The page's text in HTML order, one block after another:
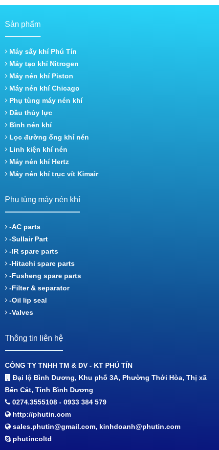
xuất tương đồng, do đó chịu lực nhỏ, tuổi thọ cao.
Sản phẩm
Máy sấy khí Phú Tín
Máy tạo khí Nitrogen
Máy nén khí Piston
Máy nén khí Chicago
Phụ tùng máy nén khí
Dầu thủy lực
Bình nén khí
Lọc đường ống khí nén
Linh kiện khí nén
Máy nén khí Hertz
Máy nén khí trục vít Kimair
Phụ tùng máy nén khí
-AC parts
-Sullair Part
-IR spare parts
-Hitachi spare parts
-Fusheng spare parts
-Filter & separator
-Oil lip seal
-Valves
Thông tin liên hệ
CÔNG TY TNHH TM & DV - KT PHÚ TÍN
Đại lộ Bình Dương, Khu phố 3A, Phường Thới Hòa, Thị xã
Bến Cát, Tỉnh Bình Dương
0274.3555108 - 0933 384 579
http://phutin.com
sales.phutin@gmail.com, kinhdoanh@phutin.com
phutincoltd